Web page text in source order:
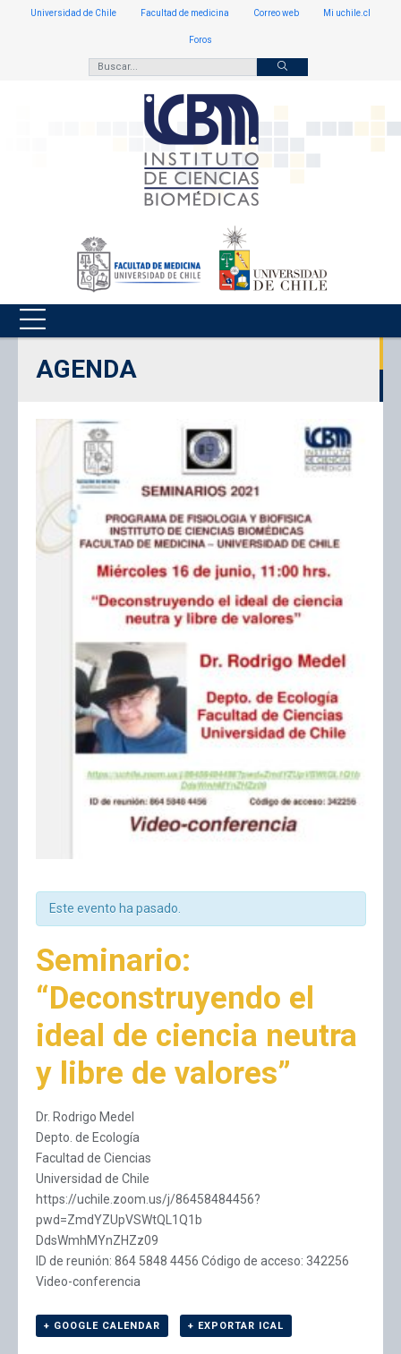
Universidad de Chile Facultad de medicina Correo web Mi uchile.cl
Foros
AGENDA
Este evento ha pasado.
Seminario:
“Deconstruyendo el
ideal de ciencia neutra
y libre de valores”
Dr. Rodrigo Medel
Depto. de Ecología
Facultad de Ciencias
Universidad de Chile
https://uchile.zoom.us/j/86458484456?
pwd=ZmdYZUpVSWtQL1Q1b
DdsWmhMYnZHZz09
ID de reunión: 864 5848 4456 Código de acceso: 342256
Video-conferencia
+ GOOGLE CALENDAR + EXPORTAR ICAL